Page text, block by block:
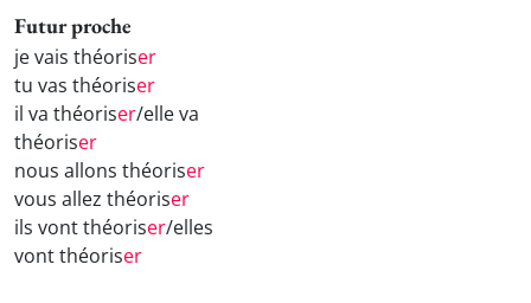
Futur proche
je vais théoriser
tu vas théoriser
il va théoriser/elle va
théoriser
nous allons théoriser
vous allez théoriser
ils vont théoriser/elles
vont théoriser